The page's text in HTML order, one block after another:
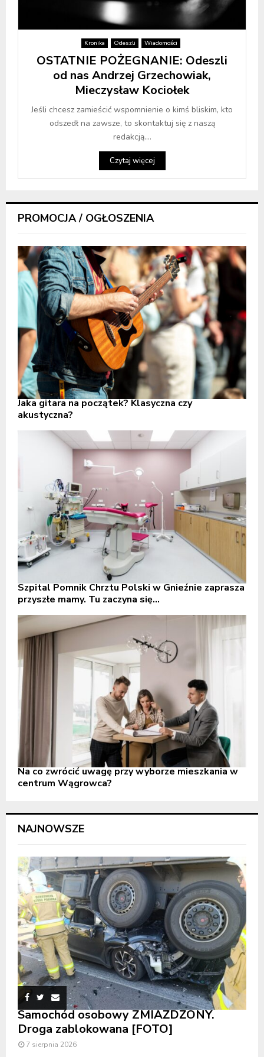
Kronika Odeszli Wiadomości
OSTATNIE POŻEGNANIE: Odeszli
od nas Andrzej Grzechowiak,
Mieczysław Kociołek
Jeśli chcesz zamieścić wspomnienie o kimś bliskim, kto
odszedł na zawsze, to skontaktuj się z naszą
redakcją....
Czytaj więcej
PROMOCJA / OGŁOSZENIA
Jaka gitara na początek? Klasyczna czy
akustyczna?
Szpital Pomnik Chrztu Polski w Gnieźnie zaprasza
przyszłe mamy. Tu zaczyna się...
Na co zwrócić uwagę przy wyborze mieszkania w
centrum Wągrowca?
NAJNOWSZE
Samochód osobowy ZMIAŻDŻONY.
Droga zablokowana [FOTO]
7 sierpnia 2026